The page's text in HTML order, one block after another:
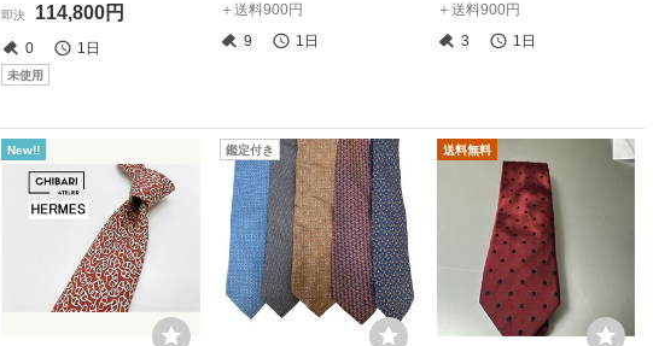
即決 114,800円
0 1日
未使用
＋送料900円
9
1日
＋送料900円
3
1日
New!! 鑑定付き 送料無料